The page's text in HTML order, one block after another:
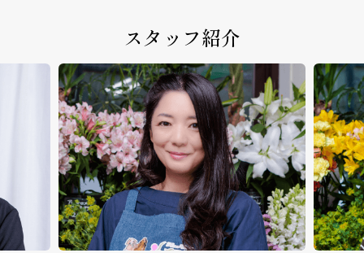
スタッフ紹介